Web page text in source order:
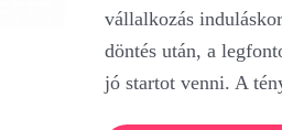
vállalkozás
döntés után, a
jó startot venni. A